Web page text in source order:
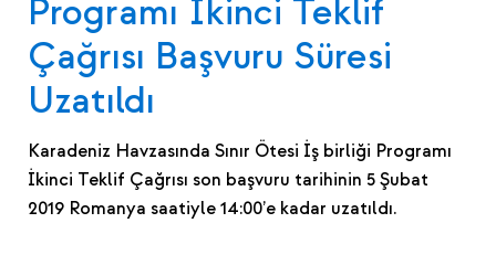
Programı İkinci Teklif
Çağrısı Başvuru Süresi
Uzatıldı
Karadeniz Havzasında Sınır Ötesi İş birliği Programı
İkinci Teklif Çağrısı son başvuru tarihinin 5 Şubat
2019 Romanya saatiyle 14:00’e kadar uzatıldı.